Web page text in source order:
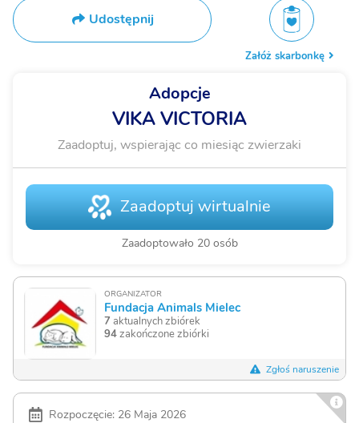
Udostępnij
Załóż skarbonkę
Adopcje
VIKA VICTORIA
Zaadoptuj, wspierając co miesiąc zwierzaki
Zaadoptuj wirtualnie
Zaadoptowało 20 osób
ORGANIZATOR
Fundacja Animals Mielec
7 aktualnych zbiórek
94zakończone zbiórki
Zgłoś naruszenie
Rozpoczęcie: 26 Maja 2026